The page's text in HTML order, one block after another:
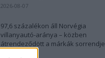
2026-08-07
97,6 százalékon áll Norvégia
villanyautó-aránya – közben
átrendeződött a márkák sorrendje